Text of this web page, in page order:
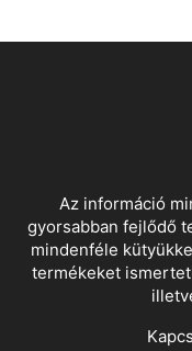
Az információ
gyorsabban fejlődő
mindenféle
termékeket